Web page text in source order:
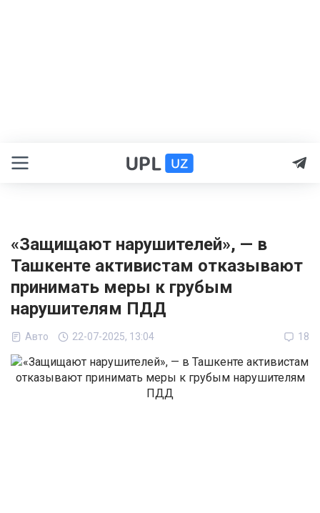
«Защищают нарушителей», — в
Ташкенте активистам отказывают
принимать меры к грубым
нарушителям ПДД
Авто 22-07-2025, 13:04 18